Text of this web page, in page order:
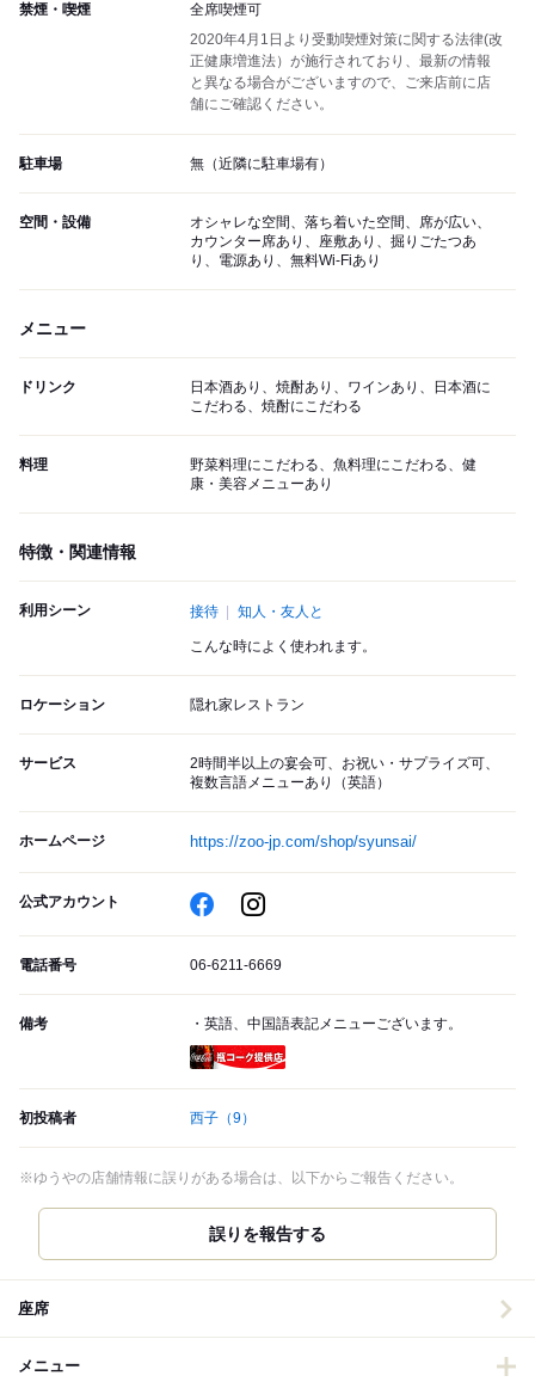
禁煙・喫煙
全席喫煙可
2020年4月1日より受動喫煙対策に関する法律(改
正健康増進法）が施行されており、最新の情報
と異なる場合がございますので、ご来店前に店
舗にご確認ください。
駐車場 無（近隣に駐車場有）
空間・設備
オシャレな空間、落ち着いた空間、席が広い、
カウンター席あり、座敷あり、掘りごたつあ
り、電源あり、無料Wi-Fiあり
メニュー
ドリンク
日本酒あり、焼酎あり、ワインあり、日本酒に
こだわる、焼酎にこだわる
料理
野菜料理にこだわる、魚料理にこだわる、健
康・美容メニューあり
特徴・関連情報
利用シーン 接待 知人・友人と
こんな時によく使われます。
ロケーション 隠れ家レストラン
サービス
2時間半以上の宴会可、お祝い・サプライズ可、
複数言語メニューあり（英語）
ホームページ https://zoo-jp.com/shop/syunsai/
公式アカウント
電話番号 06-6211-6669
備考
・英語、中国語表記メニューございます。
初投稿者 西子 （9）
※ゆうやの店舗情報に誤りがある場合は、以下からご報告ください。
誤りを報告する
座席
メニュー